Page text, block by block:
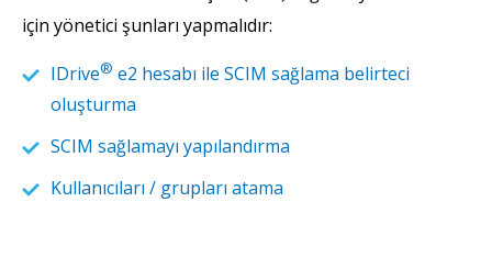
için yönetici şunları yapmalıdır:
IDrive® e2 hesabı ile SCIM sağlama belirteci
oluşturma
SCIM sağlamayı yapılandırma
Kullanıcıları / grupları atama